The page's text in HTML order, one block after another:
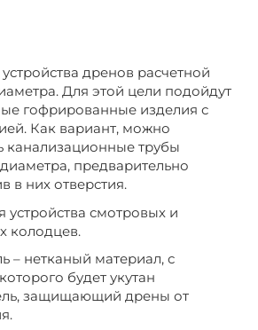
дренов расчетной
Для этой цели подойдут
гофрированные изделия с
Как вариант, можно
канализационные трубы
предварительно
в них отверстия.
устройства смотровых и
колодцев.
– нетканый материал, с
будет укутан
защищающий дрены от